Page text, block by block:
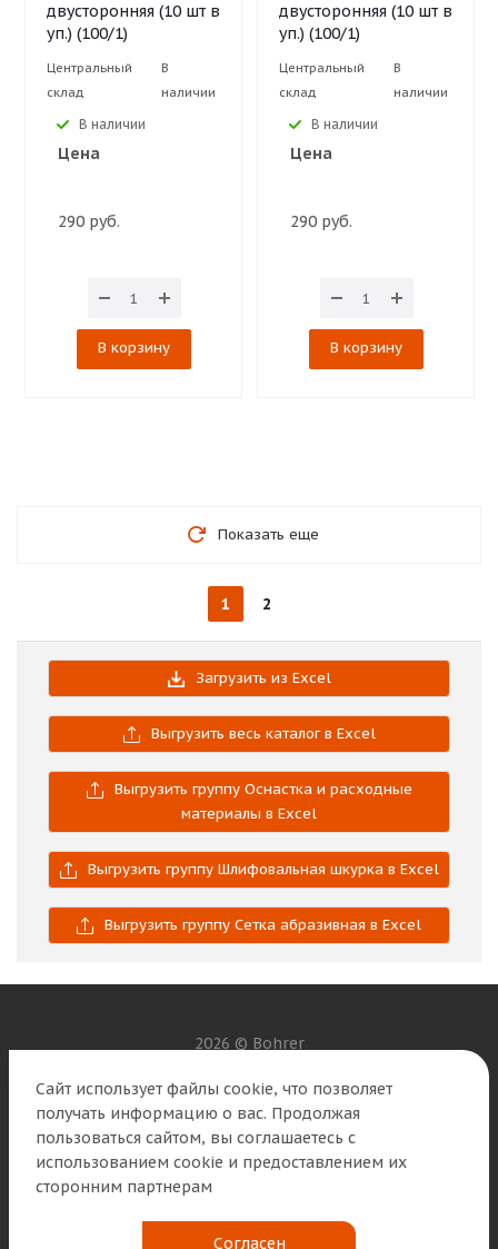
двусторонняя (10 шт в
уп.) (100/1)
Центральный
склад
В
наличии
В наличии
Цена
290 руб.
В корзину
двусторонняя (10 шт в
уп.) (100/1)
Центральный
склад
В
наличии
В наличии
Цена
290 руб.
В корзину
Показать еще
1 2
Загрузить из Excel
Выгрузить весь каталог в Excel
Выгрузить группу Оснастка и расходные
материалы в Excel
Выгрузить группу Шлифовальная шкурка в Excel
Выгрузить группу Сетка абразивная в Excel
2026 © Bohrer
Наши контакты
8 (800) 250-01-56 info@b2b.bohrer.ru
Сайт использует файлы cookie, что позволяет
получать информацию о вас. Продолжая
пользоваться сайтом, вы соглашаетесь с
использованием cookie и предоставлением их
сторонним партнерам
Согласен